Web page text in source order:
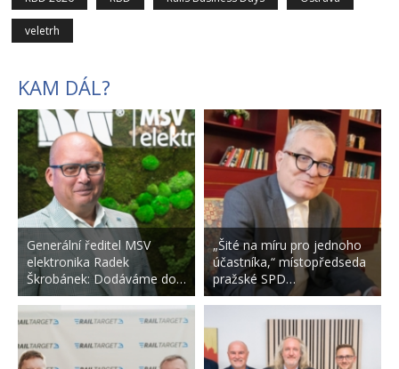
veletrh
KAM DÁL?
Generální ředitel MSV
elektronika Radek
Škrobánek: Dodáváme do…
„Šité na míru pro jednoho
účastníka,“ místopředseda
pražské SPD…